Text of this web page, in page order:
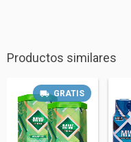
Productos similares
GRATIS